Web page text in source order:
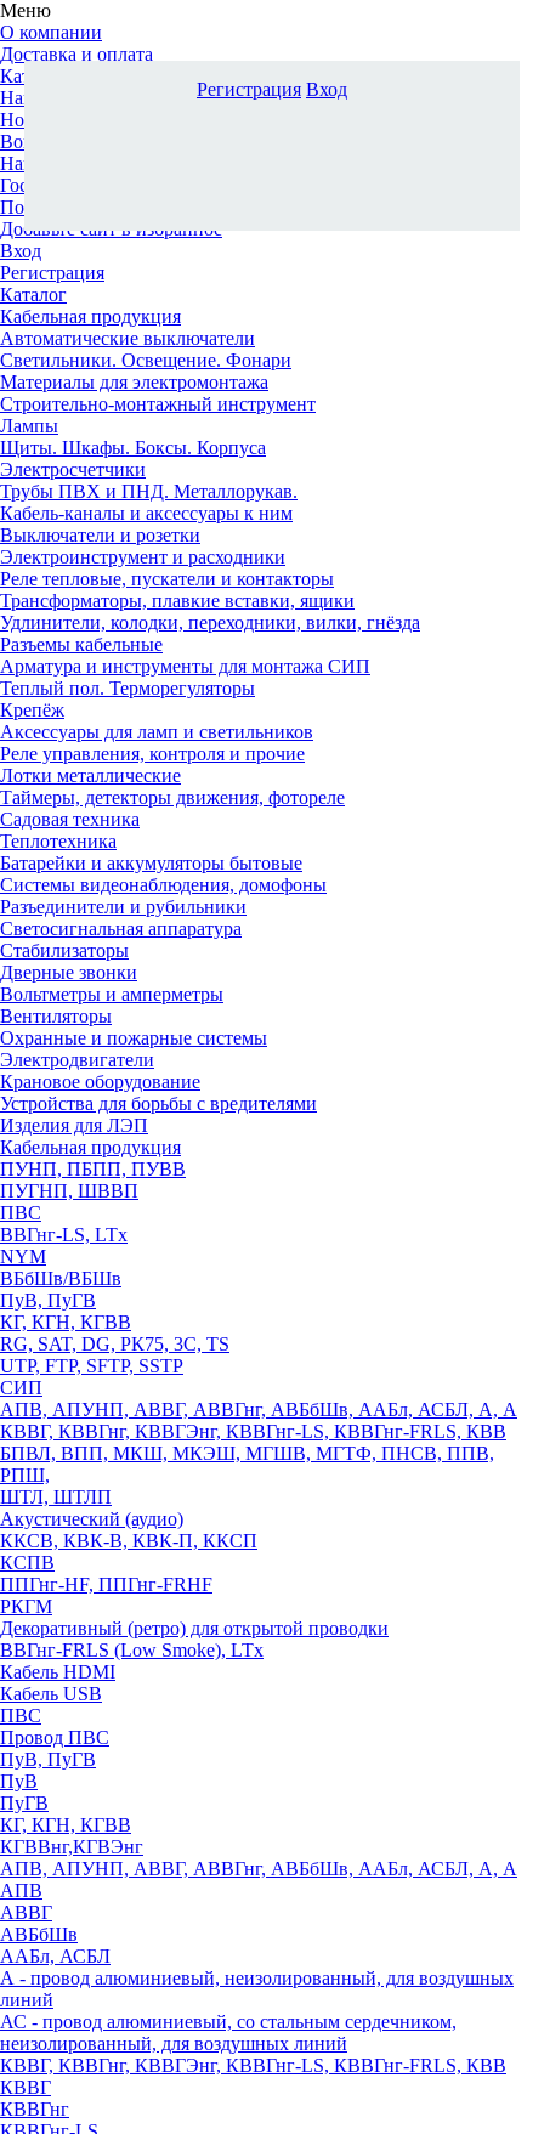
Меню
О компании
Доставка и оплата
Каталог
Наши офисы
Новости и новинки
Вопрос-ответ
Наша команда
Гос. заказчикам
Поставщикам
Добавьте сайт в избранное
Вход
Регистрация
Каталог
Кабельная продукция
Автоматические выключатели
Светильники. Освещение. Фонари
Материалы для электромонтажа
Строительно-монтажный инструмент
Лампы
Щиты. Шкафы. Боксы. Корпуса
Электросчетчики
Трубы ПВХ и ПНД. Металлорукав.
Кабель-каналы и аксессуары к ним
Выключатели и розетки
Электроинструмент и расходники
Реле тепловые, пускатели и контакторы
Трансформаторы, плавкие вставки, ящики
Удлинители, колодки, переходники, вилки, гнёзда
Разъемы кабельные
Арматура и инструменты для монтажа СИП
Теплый пол. Терморегуляторы
Крепёж
Аксессуары для ламп и светильников
Реле управления, контроля и прочие
Лотки металлические
Таймеры, детекторы движения, фотореле
Садовая техника
Теплотехника
Батарейки и аккумуляторы бытовые
Системы видеонаблюдения, домофоны
Разъединители и рубильники
Светосигнальная аппаратура
Стабилизаторы
Дверные звонки
Вольтметры и амперметры
Вентиляторы
Охранные и пожарные системы
Электродвигатели
Крановое оборудование
Устройства для борьбы с вредителями
Изделия для ЛЭП
Кабельная продукция
ПУНП, ПБПП, ПУВВ
ПУГНП, ШВВП
ПВС
ВВГнг-LS, LTx
NYM
ВБбШв/ВБШв
ПуВ, ПуГВ
КГ, КГН, КГВВ
RG, SAT, DG, РК75, 3С, TS
UTP, FTP, SFTP, SSTP
СИП
АПВ, АПУНП, АВВГ, АВВГнг, АВБбШв, ААБл, АСБЛ, А, А
КВВГ, КВВГнг, КВВГЭнг, КВВГнг-LS, КВВГнг-FRLS, КВВ
БПВЛ, ВПП, МКШ, МКЭШ, МГШВ, МГТФ, ПНСВ, ППВ,
РПШ,
ШТЛ, ШТЛП
Акустический (аудио)
ККСВ, КВК-В, КВК-П, ККСП
КСПВ
ППГнг-HF, ППГнг-FRHF
РКГМ
Декоративный (ретро) для открытой проводки
ВВГнг-FRLS (Low Smoke), LTx
Кабель HDMI
Кабель USB
ПВС
Провод ПВС
ПуВ, ПуГВ
ПуВ
ПуГВ
КГ, КГН, КГВВ
КГВВнг,КГВЭнг
АПВ, АПУНП, АВВГ, АВВГнг, АВБбШв, ААБл, АСБЛ, А, А
АПВ
АВВГ
АВБбШв
ААБл, АСБЛ
А - провод алюминиевый, неизолированный, для воздушных
линий
АС - провод алюминиевый, со стальным сердечником,
неизолированный, для воздушных линий
КВВГ, КВВГнг, КВВГЭнг, КВВГнг-LS, КВВГнг-FRLS, КВВ
КВВГ
КВВГнг
Регистрация Вход